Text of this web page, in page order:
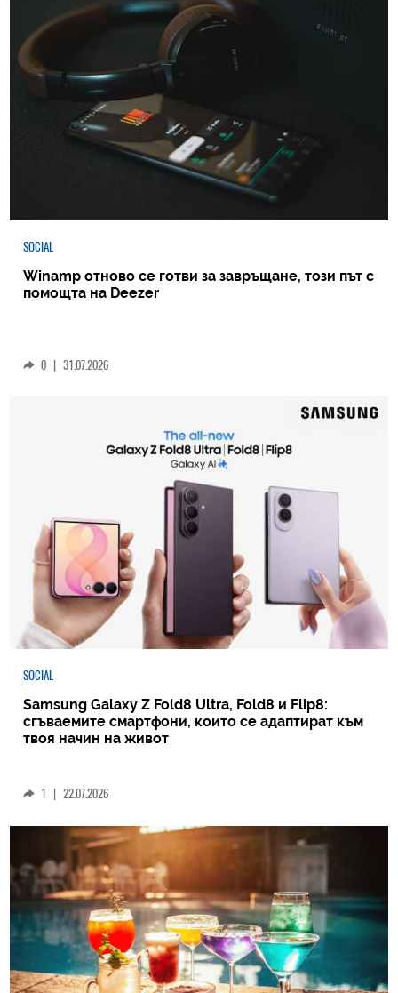
SOCIAL
Winamp отново се готви за завръщане, този път с
помощта на Deezer
0 | 31.07.2026
SOCIAL
Samsung Galaxy Z Fold8 Ultra, Fold8 и Flip8:
сгъваемите смартфони, които се адаптират към
твоя начин на живот
1 | 22.07.2026